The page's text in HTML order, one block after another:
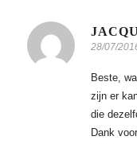
28/07/
Beste,
zijn er
die
Dank